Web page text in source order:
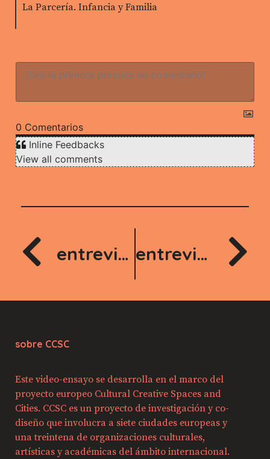
La Parcería. Infancia y Familia
0 Comentarios
Inline Feedbacks
View all comments
entrevista 5 entrevista 7
sobre CCSC
Este video-ensayo se desarrolla en el marco del
proyecto europeo Cultural Creative Spaces and
Cities. CCSC es un proyecto de investigación y co-
diseño que involucra a siete ciudades europeas y
una treintena de organizaciones culturales,
artísticas y académicas del ámbito internacional.